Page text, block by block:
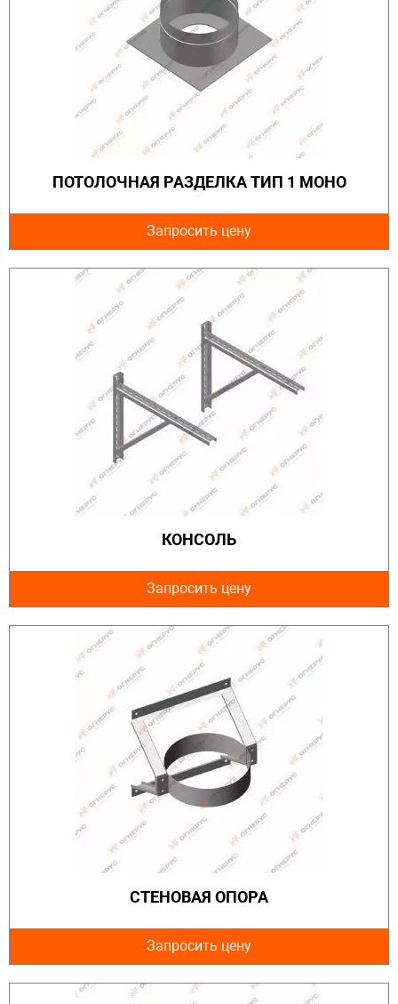
ПОТОЛОЧНАЯ РАЗДЕЛКА ТИП 1 МОНО
Запросить цену
КОНСОЛЬ
Запросить цену
СТЕНОВАЯ ОПОРА
Запросить цену